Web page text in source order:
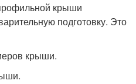
крыши
подготовку. Это
крыши.